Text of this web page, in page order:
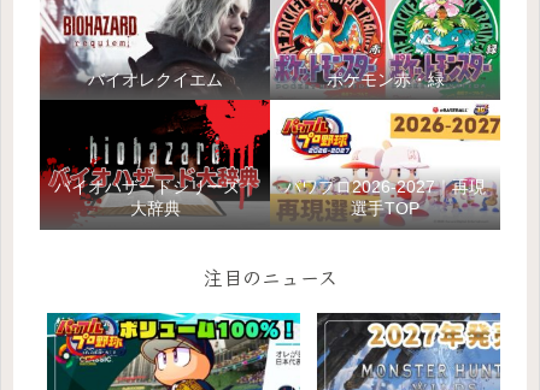
バイオレクイエム ポケモン赤・緑
バイオハザードシリーズ｜
大辞典
パワプロ2026-2027｜再現
選手TOP
注目のニュース